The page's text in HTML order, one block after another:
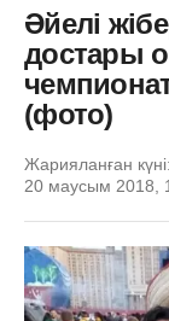
Әйелі
достары
(фото)
Жарияланған күні:
20 маусым 2018,